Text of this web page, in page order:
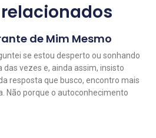
de Mim Mesmo
se estou desperto ou sonhando
das vezes e, ainda assim, insisto
resposta que busco, encontro mais
Não porque o autoconhecimento